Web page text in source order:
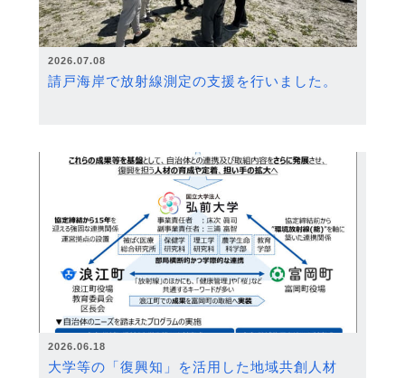
2026.07.08
請戸海岸で放射線測定の支援を行いました。
2026.06.18
大学等の「復興知」を活用した地域共創人材